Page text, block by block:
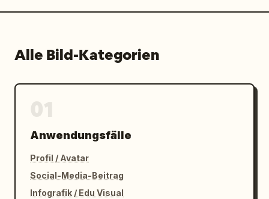
Alle Bild-Kategorien
Anwendungsfälle
Profil / Avatar
Social-Media-Beitrag
Infografik / Edu Visual